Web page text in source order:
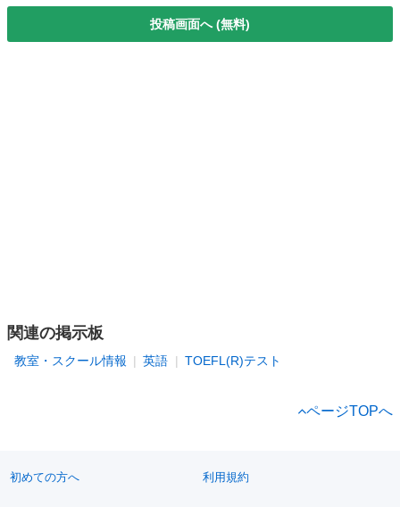
投稿画面へ (無料)
関連の掲示板
教室・スクール情報 英語 TOEFL(R)テスト
ページTOPへ
初めての方へ 利用規約